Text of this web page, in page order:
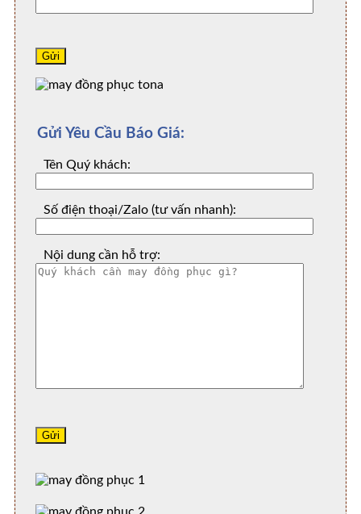
Gửi Yêu Cầu Báo Giá:
Tên Quý khách:
Số điện thoại/Zalo (tư vấn nhanh):
Nội dung cần hỗ trợ: